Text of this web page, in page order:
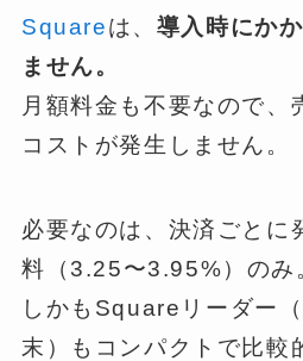
Squareは、 導入時にか
ません。
月額料金も不要なので、
コストが発生しません。
必要なのは、決済ごとに
料（3.25〜3.95%）のみ
しかもSquareリーダー
末）もコンパクトで比較